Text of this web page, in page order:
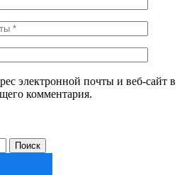
электронной почты и веб-сайт в
комментария.